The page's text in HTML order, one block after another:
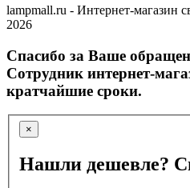
lampmall.ru - Интернет-магазин
2026
Спасибо за Ваше
Сотрудник интернет-
кратчайшие сроки.
×
Нашли дешевле?